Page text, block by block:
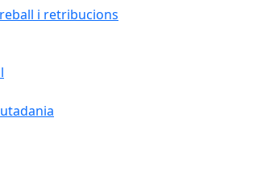
i retribucions